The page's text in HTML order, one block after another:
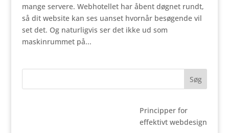
mange servere. Webhotellet har åbent døgnet rundt,
så dit website kan ses uanset hvornår besøgende vil
set det. Og naturligvis ser det ikke ud som
maskinrummet på...
Principper for
effektivt webdesign